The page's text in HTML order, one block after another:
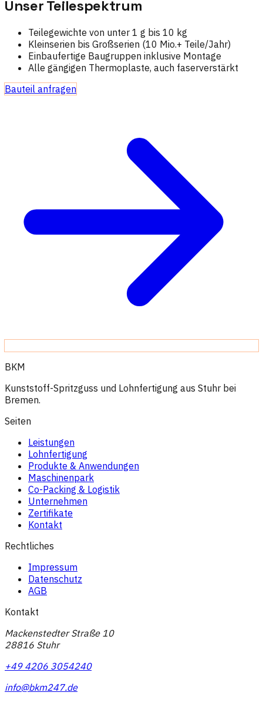
Unser Teilespektrum
Teilegewichte von unter 1 g bis 10 kg
Kleinserien bis Großserien (10 Mio.+ Teile/Jahr)
Einbaufertige Baugruppen inklusive Montage
Alle gängigen Thermoplaste, auch faserverstärkt
Bauteil anfragen
BKM
Kunststoff-Spritzguss und Lohnfertigung aus Stuhr bei
Bremen.
Seiten
Leistungen
Lohnfertigung
Produkte & Anwendungen
Maschinenpark
Co-Packing & Logistik
Unternehmen
Zertifikate
Kontakt
Rechtliches
Impressum
Datenschutz
AGB
Kontakt
Mackenstedter Straße 10
28816 Stuhr
+49 4206 3054240
info@bkm247.de